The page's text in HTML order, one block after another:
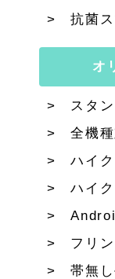
抗菌
オ
スタ
全機
ハイ
ハイ
フリ
帯無